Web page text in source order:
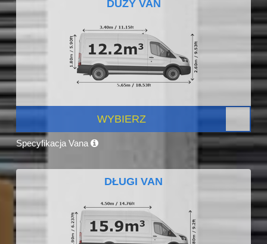
DUŻY VAN
WYBIERZ
Specyfikacja Vana
DŁUGI VAN